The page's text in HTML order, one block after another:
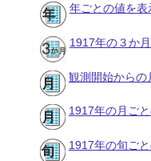
年ごとの値を表
1917年の３か
観測開始からの
1917年の月ご
1917年の旬ご